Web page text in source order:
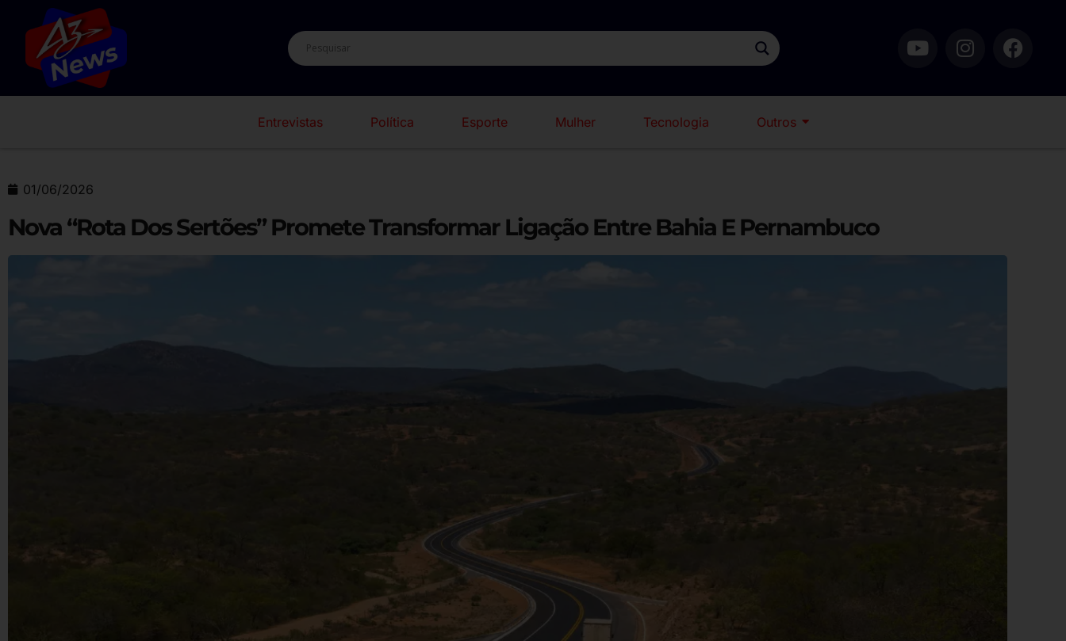
Entrevistas Política Esporte Mulher Tecnologia Outros
01/06/2026
Nova “Rota Dos Sertões” Promete Transformar Ligação Entre Bahia E Pernambuco